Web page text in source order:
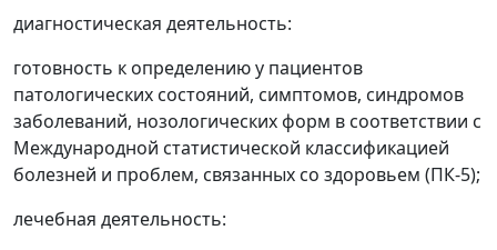
диагностическая деятельность:
готовность к определению у пациентов
патологических состояний, симптомов, синдромов
заболеваний, нозологических форм в соответствии с
Международной статистической классификацией
болезней и проблем, связанных со здоровьем (ПК-5);
лечебная деятельность: